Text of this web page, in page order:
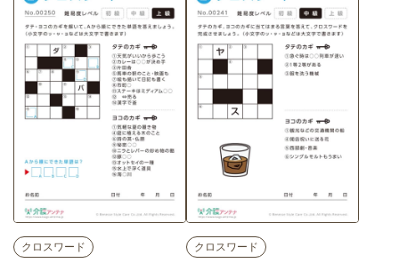
刷してお使いいただける無料の
高齢者向け介護レク素材（クロ
スワード・中級）です。
刷してお使いいただける無料の
高齢者向け介護レク素材（クロ
スワード・上級）です。
クロスワード クロスワード